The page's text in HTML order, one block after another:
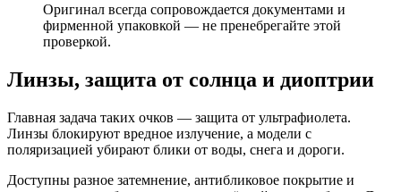
Оригинал всегда сопровождается документами и
фирменной упаковкой — не пренебрегайте этой
проверкой.
Линзы, защита от солнца и диоптрии
Главная задача таких очков — защита от ультрафиолета.
Линзы блокируют вредное излучение, а модели с
поляризацией убирают блики от воды, снега и дороги.
Доступны разное затемнение, антибликовое покрытие и